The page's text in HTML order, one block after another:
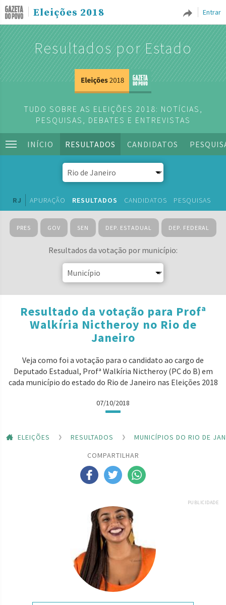
Entrar
Eleições 2018
Resultados por Estado
TUDO SOBRE AS ELEIÇÕES 2018: NOTÍCIAS,
PESQUISAS, DEBATES E ENTREVISTAS
INÍCIO RESULTADOS CANDIDATOS
RJ APURAÇÃO RESULTADOS CANDIDATOS PESQUISAS
PRES GOV SEN DEP. ESTADUAL DEP. FEDERAL
Resultados da votação por município:
Resultado da votação para Profª
Walkíria Nictheroy no Rio de
Janeiro
Veja como foi a votação para o candidato ao cargo de
Deputado Estadual, Profª Walkíria Nictheroy (PC do B) em
cada município do estado do Rio de Janeiro nas Eleições 2018
07/10/2018
ELEIÇÕES RESULTADOS
MUNICÍPIOS DO RIO DE
COMPARTILHAR
PUBLICIDADE